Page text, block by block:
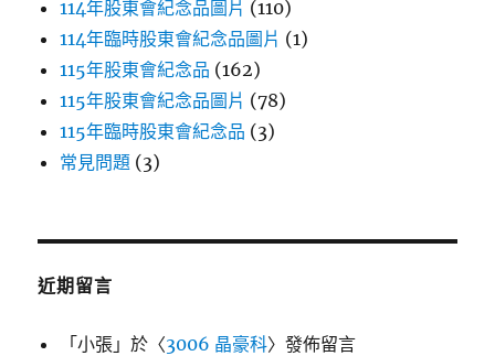
114年股東會紀念品圖片 (110)
114年臨時股東會紀念品圖片 (1)
115年股東會紀念品 (162)
115年股東會紀念品圖片 (78)
115年臨時股東會紀念品 (3)
常見問題 (3)
近期留言
「小張 」於〈3006 晶豪科〉發佈留言